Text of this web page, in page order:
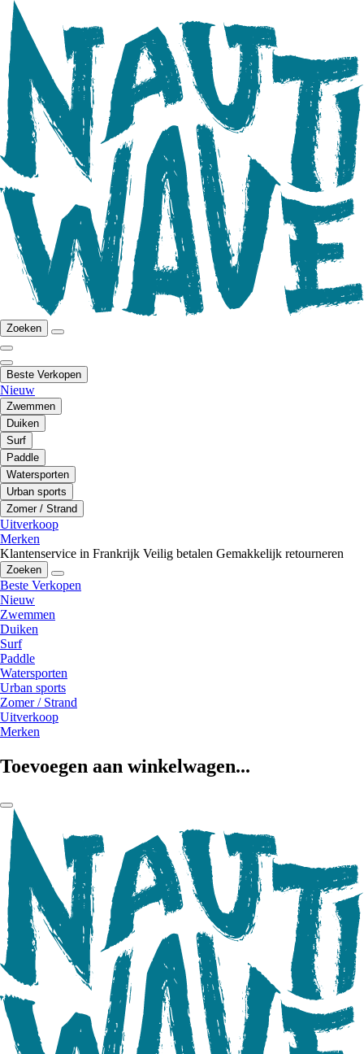
Zoeken
Beste Verkopen
Nieuw
Zwemmen
Duiken
Surf
Paddle
Watersporten
Urban sports
Zomer / Strand
Uitverkoop
Merken
Klantenservice in Frankrijk Veilig betalen Gemakkelijk retourneren
Zoeken
Beste Verkopen
Nieuw
Zwemmen
Duiken
Surf
Paddle
Watersporten
Urban sports
Zomer / Strand
Uitverkoop
Merken
Toevoegen aan winkelwagen...